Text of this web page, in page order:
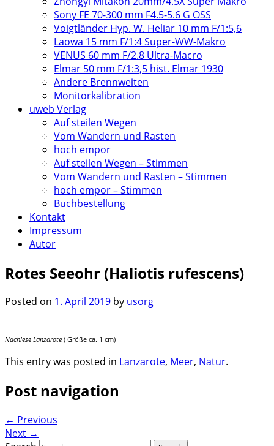
Sony FE 70-300 mm F4.5-5.6 G OSS
Voigtländer Hyp. W. Heliar 10 mm F/1:5,6
Laowa 15 mm F/1:4 Super-WW-Makro
VENUS 60 mm F/2.8 Ultra-Macro
Elmar 50 mm F/1:3,5 hist. Elmar 1930
Andere Brennweiten
Monitorkalibration
uweb Verlag
Auf steilen Wegen
Vom Wandern und Rasten
hoch empor
Auf steilen Wegen – Stimmen
Vom Wandern und Rasten – Stimmen
hoch empor – Stimmen
Buchbestellung
Kontakt
Impressum
Autor
Rotes Seeohr (Haliotis rufescens)
Posted on 1. April 2019 by usorg
Nachlese Lanzarote ( Größe ca. 1 cm)
This entry was posted in Lanzarote, Meer, Natur.
Post navigation
← Previous
Next →